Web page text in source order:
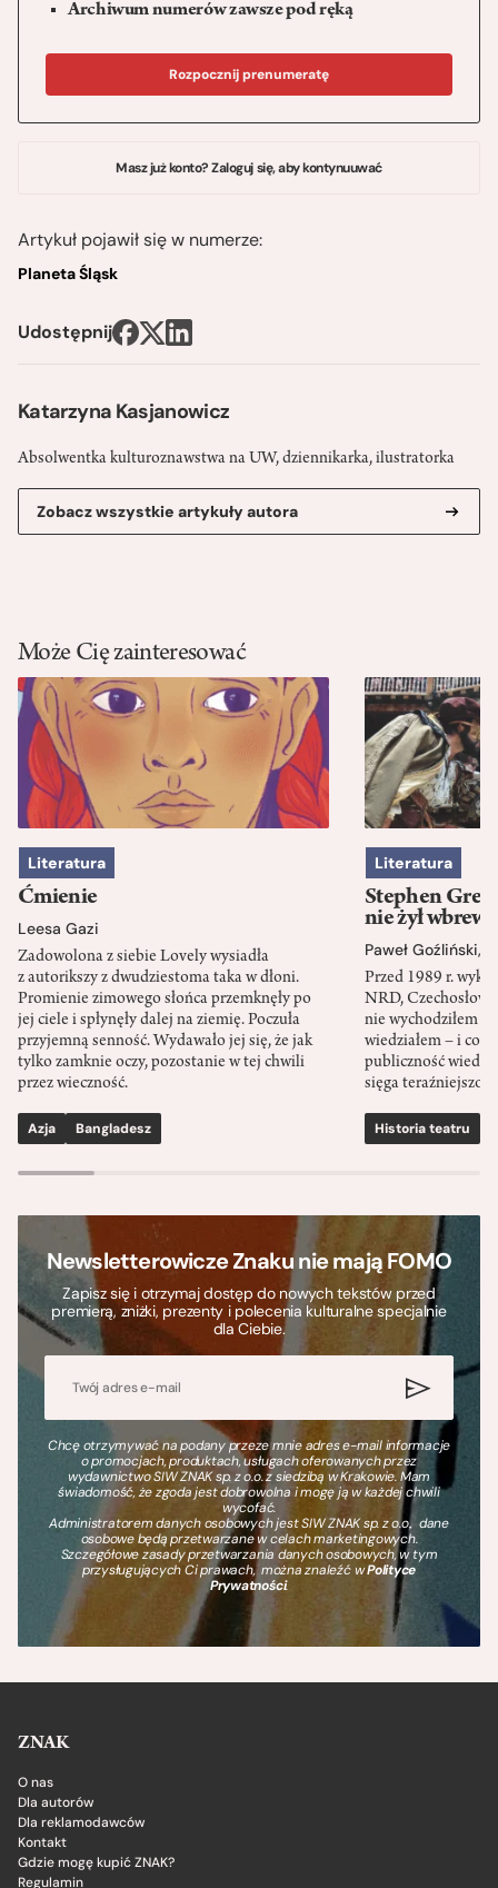
Katarzyna Kasjanowicz
Absolwentka kulturoznawstwa na UW, dziennikarka, ilustratorka
Zobacz wszystkie artykuły autora
Archiwum numerów zawsze pod ręką
Rozpocznij prenumeratę
Masz już konto? Zaloguj się, aby kontynuuwać
Artykuł pojawił się w numerze:
Planeta Śląsk
Udostępnij
Może Cię zainteresować
Literatura
Ćmienie
Leesa Gazi
Zadowolona z siebie Lovely wysiadła
z autorikszy z dwudziestoma taka w dłoni.
Promienie zimowego słońca przemknęły po
jej ciele i spłynęły dalej na ziemię. Poczuła
przyjemną senność. Wydawało jej się, że jak
tylko zamknie oczy, pozostanie w tej chwili
przez wieczność.
Azja Bangladesz
Literatura
Stephen
nie żył wbrew
Paweł Goźliński,
Przed 1989 r.
NRD,
nie wychodziłem
wiedziałem – i co
publiczność
sięga
Historia teatru
Newsletterowicze Znaku nie mają FOMO
Zapisz się i otrzymaj dostęp do nowych tekstów przed
premierą, zniżki, prezenty i polecenia kulturalne specjalnie
dla Ciebie.
Chcę otrzymywać na podany przeze mnie adres e-mail informacje
o promocjach, produktach, usługach oferowanych przez
wydawnictwo SIW ZNAK sp. z o.o. z siedzibą w Krakowie. Mam
świadomość, że zgoda jest dobrowolna i mogę ją w każdej chwili
wycofać.
Administratorem danych osobowych jest SIW ZNAK sp. z o.o., dane
osobowe będą przetwarzane w celach marketingowych.
Szczegółowe zasady przetwarzania danych osobowych, w tym
przysługujących Ci prawach, można znaleźć wPolityce
Prywatności.
ZNAK
O nas
Dla autorów
Dla reklamodawców
Kontakt
Gdzie mogę kupić ZNAK?
Regulamin